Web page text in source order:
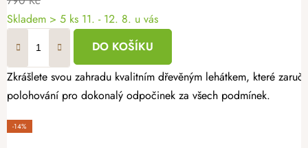
Skladem > 5 ks 11. - 12. 8. u vás
DO KOŠÍKU
Zkrášlete svou zahradu kvalitním dřevěným lehátkem, které
polohování pro dokonalý odpočinek za všech podmínek.
-14%